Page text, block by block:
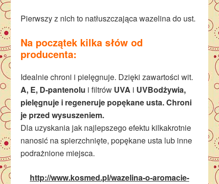
Pierwszy z nich to natłuszczająca wazelina do ust.
Na początek kilka słów od
producenta:
Idealnie chroni i pielęgnuje. Dzięki zawartości wit.
A, E, D-pantenolu i filtrów UVA i UVBodżywia,
pielęgnuje i regeneruje popękane usta. Chroni
je przed wysuszeniem.
Dla uzyskania jak najlepszego efektu kilkakrotnie
nanosić na spierzchnięte, popękane usta lub inne
podrażnione miejsca.
http://www.kosmed.pl/wazelina-o-aromacie-